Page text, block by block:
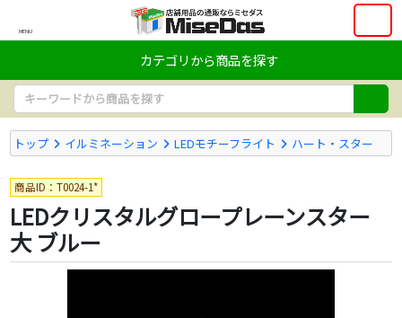
MENU
カテゴリから商品を探す
トップ イルミネーション LEDモチーフライト ハート・スター
商品ID：T0024-1*
LEDクリスタルグロープレーンスター
大 ブルー